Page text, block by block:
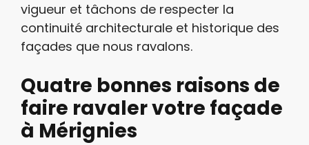
vigueur et tâchons de respecter la
continuité architecturale et historique des
façades que nous ravalons.
Quatre bonnes raisons de
faire ravaler votre façade
à Mérignies